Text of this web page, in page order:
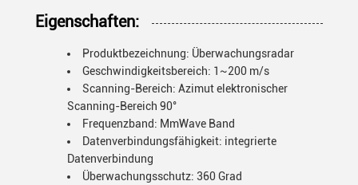
Eigenschaften:
Produktbezeichnung: Überwachungsradar
Geschwindigkeitsbereich: 1~200 m/s
Scanning-Bereich: Azimut elektronischer
Scanning-Bereich 90°
Frequenzband: MmWave Band
Datenverbindungsfähigkeit: integrierte
Datenverbindung
Überwachungsschutz: 360 Grad